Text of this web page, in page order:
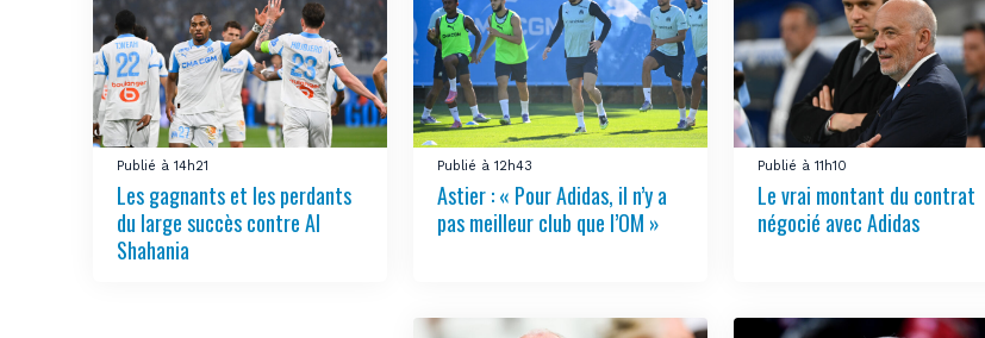
Publié à 14h21
Les gagnants et les perdants
du large succès contre Al
Shahania
Publié à 12h43
Astier : « Pour Adidas, il n’y a
pas meilleur club que l’OM »
Publié à 11h10
Le vrai montant du contrat
négocié avec Adidas